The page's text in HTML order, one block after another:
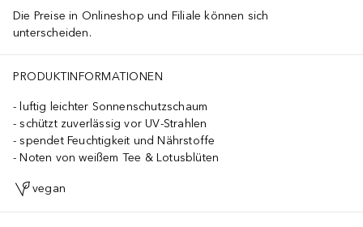
Die Preise in Onlineshop und Filiale können sich
unterscheiden.
PRODUKTINFORMATIONEN
luftig leichter Sonnenschutzschaum
schützt zuverlässig vor UV-Strahlen
spendet Feuchtigkeit und Nährstoffe
Noten von weißem Tee & Lotusblüten
vegan